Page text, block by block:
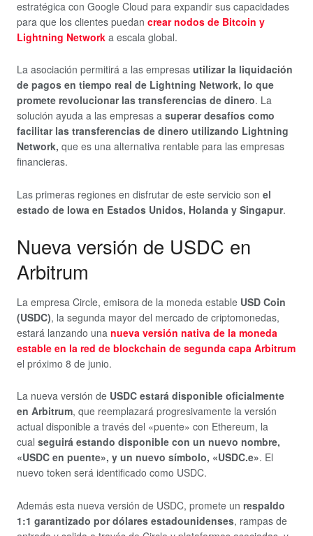
estratégica con Google Cloud para expandir sus capacidades
para que los clientes puedan crear nodos de Bitcoin y
Lightning Network a escala global.
La asociación permitirá a las empresas utilizar la liquidación
de pagos en tiempo real de Lightning Network, lo que
promete revolucionar las transferencias de dinero. La
solución ayuda a las empresas a superar desafíos como
facilitar las transferencias de dinero utilizando Lightning
Network, que es una alternativa rentable para las empresas
financieras.
Las primeras regiones en disfrutar de este servicio son el
estado de Iowa en Estados Unidos, Holanda y Singapur.
Nueva versión de USDC en
Arbitrum
La empresa Circle, emisora de la moneda estable USD Coin
(USDC), la segunda mayor del mercado de criptomonedas,
estará lanzando una nueva versión nativa de la moneda
estable en la red de blockchain de segunda capa Arbitrum
el próximo 8 de junio.
La nueva versión de USDC estará disponible oficialmente
en Arbitrum, que reemplazará progresivamente la versión
actual disponible a través del «puente» con Ethereum, la
cual seguirá estando disponible con un nuevo nombre,
«USDC en puente», y un nuevo símbolo, «USDC.e». El
nuevo token será identificado como USDC.
Además esta nueva versión de USDC, promete un respaldo
1:1 garantizado por dólares estadounidenses, rampas de